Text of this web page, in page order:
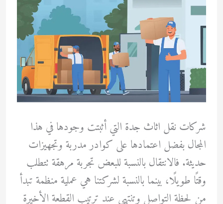
شركات نقل اثاث جدة التي أثبتت وجودها في هذا
المجال بفضل اعتمادها على كوادر مدربة وتجهيزات
حديثة. فالانتقال بالنسبة للبعض تجربة مرهقة تتطلب
وقتًا طويلًا، بينما بالنسبة لشركتنا هي عملية منظمة تبدأ
من لحظة التواصل وتنتهي عند ترتيب القطعة الأخيرة